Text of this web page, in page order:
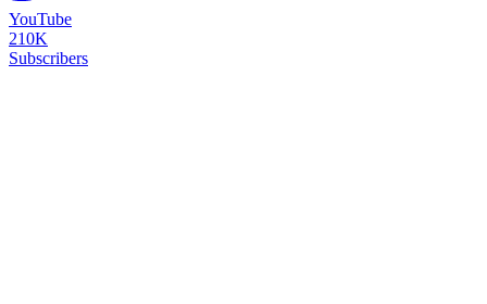
YouTube
210K
Subscribers